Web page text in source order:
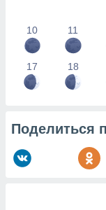
10 11
17 18
Поделиться